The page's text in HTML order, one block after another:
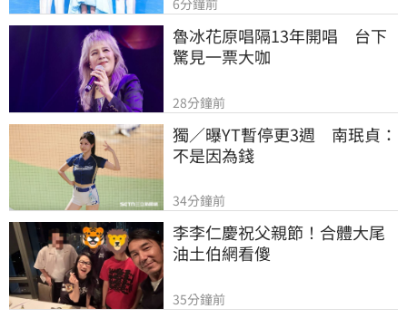
6分鐘前
魯冰花原唱隔13年開唱　台下
驚見一票大咖
28分鐘前
獨／曝YT暫停更3週　南珉貞：
不是因為錢
34分鐘前
李李仁慶祝父親節！合體大尾
油土伯網看傻
35分鐘前